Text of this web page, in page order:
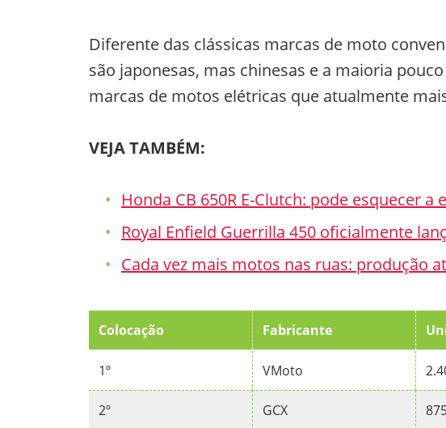
Diferente das clássicas marcas de moto
são japonesas, mas chinesas e a maioria
marcas de motos elétricas que atualmente
VEJA TAMBÉM:
Honda CB 650R E-Clutch: pode esquecer a
Royal Enfield Guerrilla 450 oficialmente
Cada vez mais motos nas ruas: produção
Colocação Fabricante
1º VMoto
2º GCX